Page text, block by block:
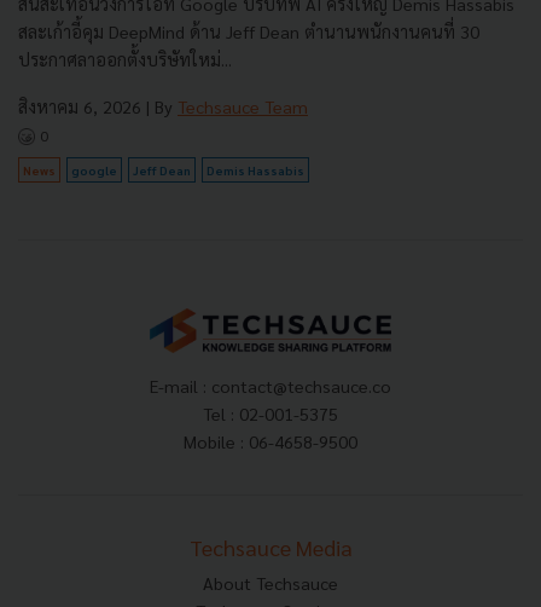
สละเก้าอี้คุม DeepMind ด้าน Jeff Dean ตำนานพนักงานคนที่ 30
ประกาศลาออกตั้งบริษัทใหม่...
สิงหาคม 6, 2026 | By Techsauce Team
0
News google Jeff Dean Demis Hassabis
E-mail : contact@techsauce.co
Tel : 02-001-5375
Mobile : 06-4658-9500
Techsauce Media
About Techsauce